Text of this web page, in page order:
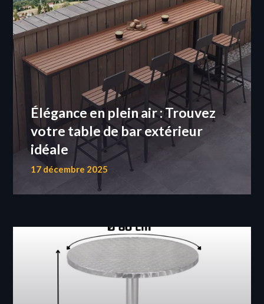
Élégance en plein air : Trouvez
votre table de bar extérieur
idéale
17 décembre 2025